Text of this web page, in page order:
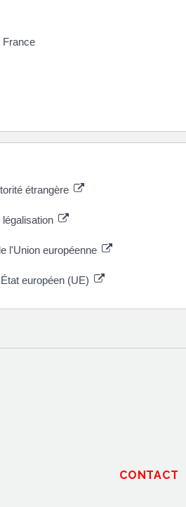
France
étrangère
l'Union européenne
européen (UE)
CONTACT